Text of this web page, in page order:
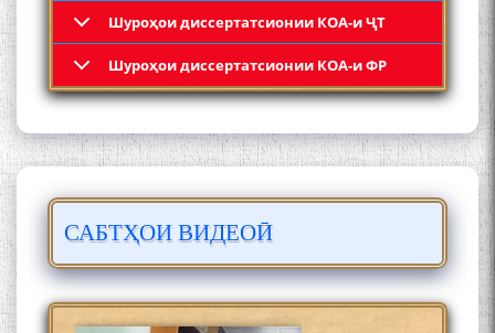
Шyроҳои диссертатсионии КОА-и ҶТ
Шyроҳои диссертатсионии КОА-и ФР
САБТҲОИ ВИДЕОӢ
Кадамчо Худои Шарифзода
Сайре дар Осорхона
Муҳаммадҷон Раҳимӣ